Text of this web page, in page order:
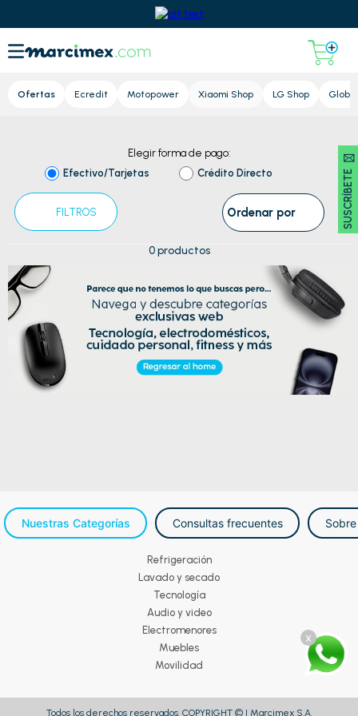
Ofertas Ecredit Motopower Xiaomi Shop LG Shop Global
SUSCRÍBETE 🖂
x
Elegir forma de pago:
Efectivo/Tarjetas
Crédito Directo
FILTROS Ordenar por
0productos
Nuestras Categorías Consultas frecuentes
Refrigeración
Lavado y secado
Tecnología
Audio y video
Electromenores
Muebles
Movilidad
Todos los derechos reservados. COPYRIGHT © | Marcimex S.A.